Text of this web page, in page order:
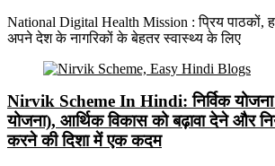
National Digital Health Mission : प्रिय पाठकों,
अपने देश के नागरिकों के बेहतर स्वास्थ्य के लिए
Nirvik Scheme In Hindi: निर्विक योजना
योजना), आर्थिक विकास को बढ़ावा देने और
करने की दिशा में एक कदम